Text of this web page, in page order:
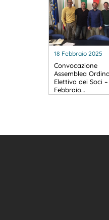
18 Febbraio 2025
Convocazione
Assemblea
Elettiva dei Soci
Febbraio…